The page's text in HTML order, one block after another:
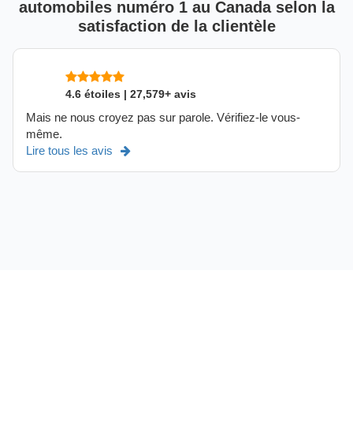
automobiles numéro 1 au Canada selon la
satisfaction de la clientèle
4.6 étoiles | 27,579+ avis
Mais ne nous croyez pas sur parole. Vérifiez-le vous-
même.
Lire tous les avis